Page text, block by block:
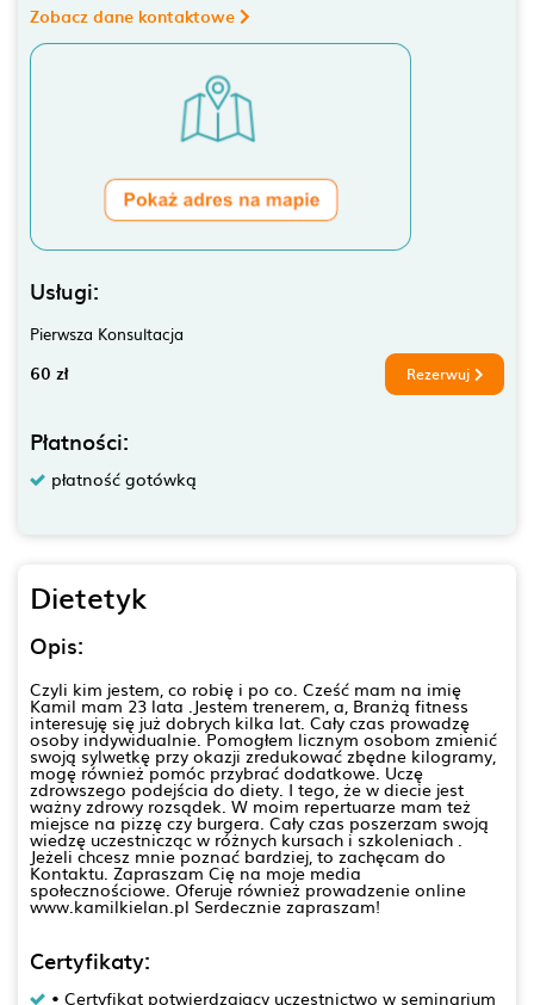
Zobacz dane kontaktowe
Usługi:
Pierwsza Konsultacja
60 zł Rezerwuj
Płatności:
płatność gotówką
Dietetyk
Opis:
Czyli kim jestem, co robię i po co. Cześć mam na imię
Kamil mam 23 lata .Jestem trenerem, a, Branżą fitness
interesuję się już dobrych kilka lat. Cały czas prowadzę
osoby indywidualnie. Pomogłem licznym osobom zmienić
swoją sylwetkę przy okazji zredukować zbędne kilogramy,
mogę również pomóc przybrać dodatkowe. Uczę
zdrowszego podejścia do diety. I tego, że w diecie jest
ważny zdrowy rozsądek. W moim repertuarze mam też
miejsce na pizzę czy burgera. Cały czas poszerzam swoją
wiedzę uczestnicząc w różnych kursach i szkoleniach .
Jeżeli chcesz mnie poznać bardziej, to zachęcam do
Kontaktu. Zapraszam Cię na moje media
społecznościowe. Oferuje również prowadzenie online
www.kamilkielan.pl Serdecznie zapraszam!
Certyfikaty:
• Certyfikat potwierdzający uczestnictwo w seminarium